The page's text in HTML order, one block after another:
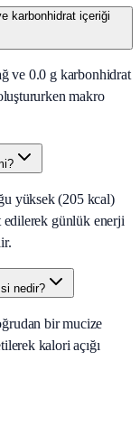
karbonhidrat içeriği
ve 0.0 g karbonhidrat
makro
yüksek (205 kcal)
günlük enerji
nedir?
bir mucize
kalori açığı